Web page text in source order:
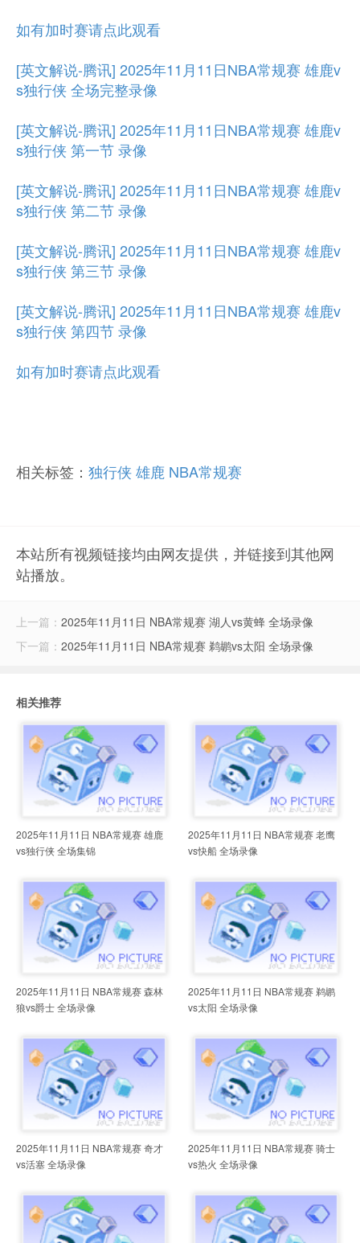
如有加时赛请点此观看
[英文解说-腾讯] 2025年11月11日NBA常规赛 雄鹿v
s独行侠 全场完整录像
[英文解说-腾讯] 2025年11月11日NBA常规赛 雄鹿v
s独行侠 第一节 录像
[英文解说-腾讯] 2025年11月11日NBA常规赛 雄鹿v
s独行侠 第二节 录像
[英文解说-腾讯] 2025年11月11日NBA常规赛 雄鹿v
s独行侠 第三节 录像
[英文解说-腾讯] 2025年11月11日NBA常规赛 雄鹿v
s独行侠 第四节 录像
如有加时赛请点此观看
相关标签： 独行侠雄鹿 NBA常规赛
本站所有视频链接均由网友提供，并链接到其他网
站播放。
上一篇： 2025年11月11日 NBA常规赛 湖人vs黄蜂 全场录像
下一篇： 2025年11月11日 NBA常规赛 鹈鹕vs太阳 全场录像
相关推荐
2025年11月11日 NBA常规赛 雄鹿
vs独行侠 全场集锦
2025年11月11日 NBA常规赛 老鹰
vs快船 全场录像
2025年11月11日 NBA常规赛 森林
狼vs爵士 全场录像
2025年11月11日 NBA常规赛 鹈鹕
vs太阳 全场录像
2025年11月11日 NBA常规赛 奇才
vs活塞 全场录像
2025年11月11日 NBA常规赛 骑士
vs热火 全场录像